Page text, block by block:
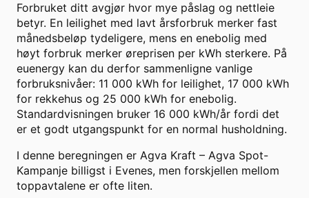
Forbruket ditt avgjør hvor mye påslag og nettleie
betyr. En leilighet med lavt årsforbruk merker fast
månedsbeløp tydeligere, mens en enebolig med
høyt forbruk merker øreprisen per kWh sterkere. På
euenergy kan du derfor sammenligne vanlige
forbruksnivåer: 11 000 kWh for leilighet, 17 000 kWh
for rekkehus og 25 000 kWh for enebolig.
Standardvisningen bruker 16 000 kWh/år fordi det
er et godt utgangspunkt for en normal husholdning.
I denne beregningen er Agva Kraft – Agva Spot-
Kampanje billigst i Evenes, men forskjellen mellom
toppavtalene er ofte liten.